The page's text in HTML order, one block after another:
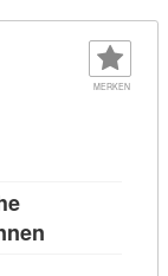
MERKEN